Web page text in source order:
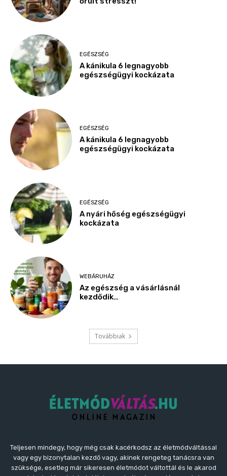
Teljesen mindegy, hogy még csak kacérkodsz az életmódváltással
vagy egy bizonytalan kezdő vagy, akinek rengeteg tanácsra van
szüksége, esetleg már sikeresen életmódot váltottál és le akarod